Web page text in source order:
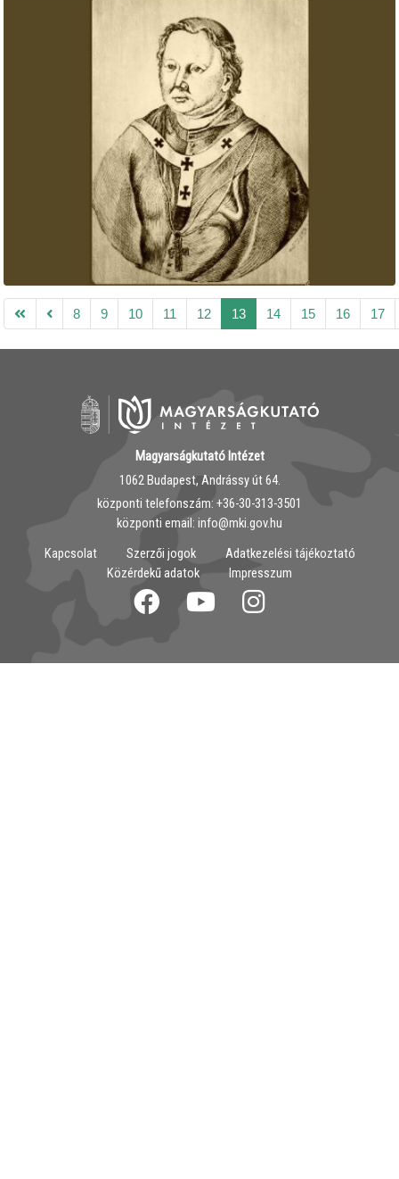
8 9 10 11 12 13 14 15 16 17
Magyarságkutató Intézet
1062 Budapest, Andrássy út 64.
központi telefonszám: ‭+36-30-313-3501
központi email: info@mki.gov.hu
Kapcsolat
Szerzői jogok
Adatkezelési tájékoztató
Közérdekű adatok
Impresszum